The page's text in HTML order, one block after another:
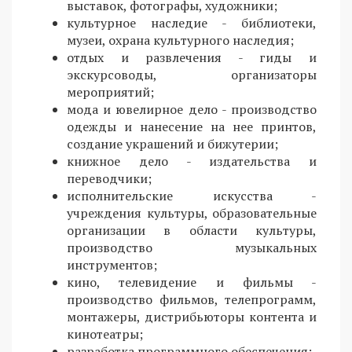
выставок, фотографы, художники;
культурное наследие - библиотеки,
музеи, охрана культурного наследия;
отдых и развлечения - гиды и
экскурсоводы, организаторы
мероприятий;
мода и ювелирное дело - производство
одежды и нанесение на нее принтов,
создание украшений и бижутерии;
книжное дело - издательства и
переводчики;
исполнительские искусства -
учреждения культуры, образовательные
организации в области культуры,
производство музыкальных
инструментов;
кино, телевидение и фильмы -
производство фильмов, телепрограмм,
монтажеры, дистрибьюторы контента и
кинотеатры;